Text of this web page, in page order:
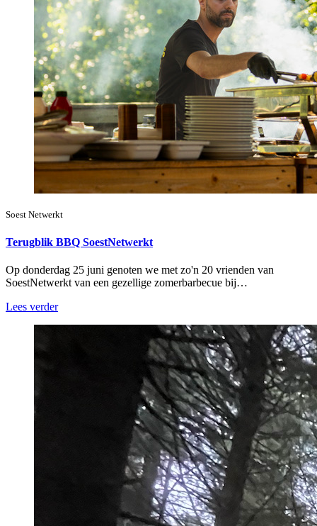
Soest Netwerkt
Terugblik BBQ SoestNetwerkt
Op donderdag 25 juni genoten we met zo'n 20 vrienden van
SoestNetwerkt van een gezellige zomerbarbecue bij…
Lees verder